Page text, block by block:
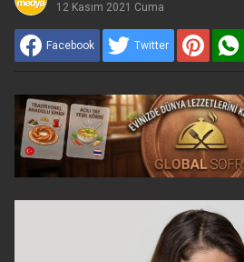
12 Kasım 2021 Cuma
Facebook Twitter